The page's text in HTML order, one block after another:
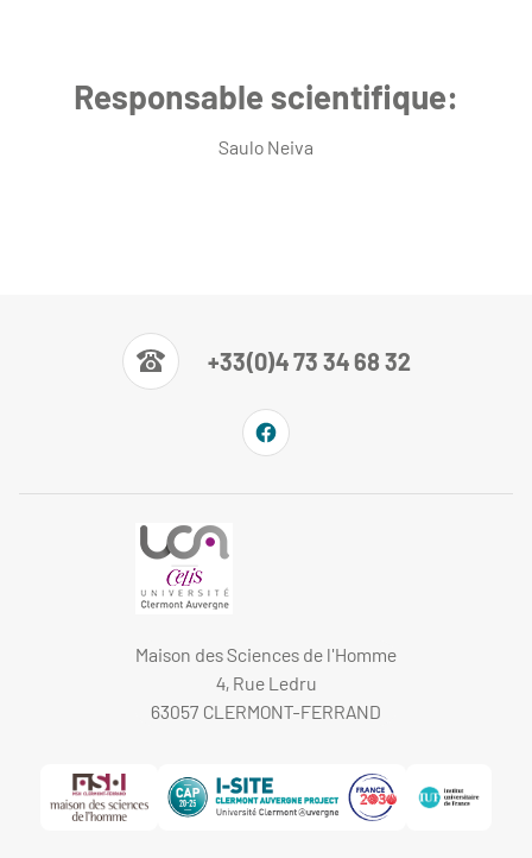
Responsable scientifique:
Saulo Neiva
+33(0)4 73 34 68 32
Maison des Sciences de l'Homme
4, Rue Ledru
63057 CLERMONT-FERRAND